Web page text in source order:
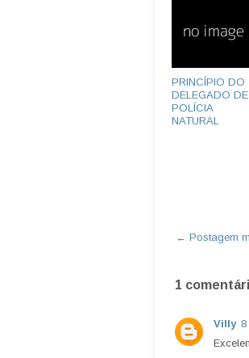
PRINCÍPIO DO
DELEGADO DE
POLÍCIA
NATURAL
← Postagem
1
Villy 8